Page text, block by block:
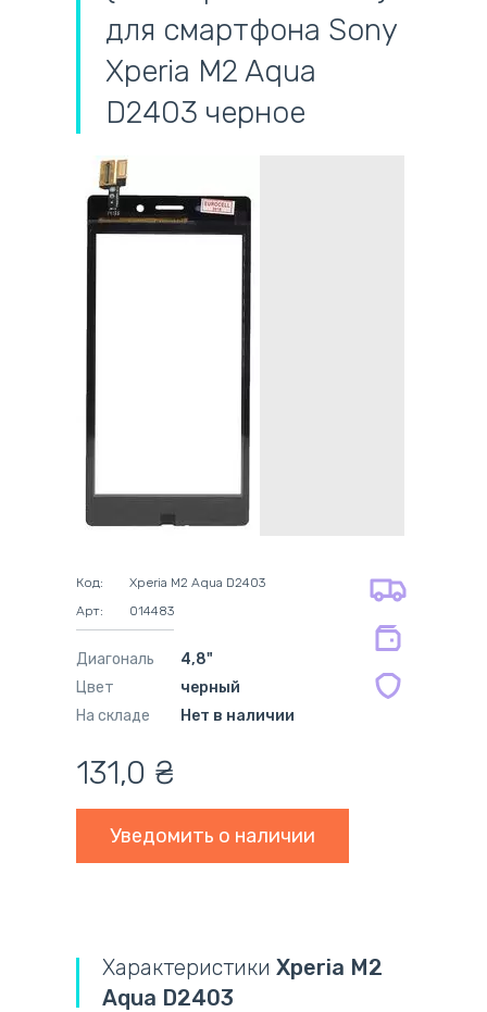
для смартфона Sony
Xperia M2 Aqua
D2403 черное
Код:
Xperia M2 Aqua D2403
Арт:
014483
Диагональ
4,8"
Цвет
черный
На складе
Нет в наличии
131,0 ₴
Уведомить о наличии
адресная доставка курьером
самовывоз из новой почты
безналичный расчёт
мес.
мес.
Характеристики Xperia M2
Aqua D2403